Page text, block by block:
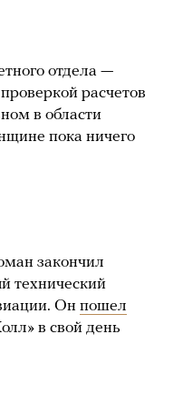
отдела —
расчетов
в области
пока ничего
закончил
технический
Он пошел
в свой день